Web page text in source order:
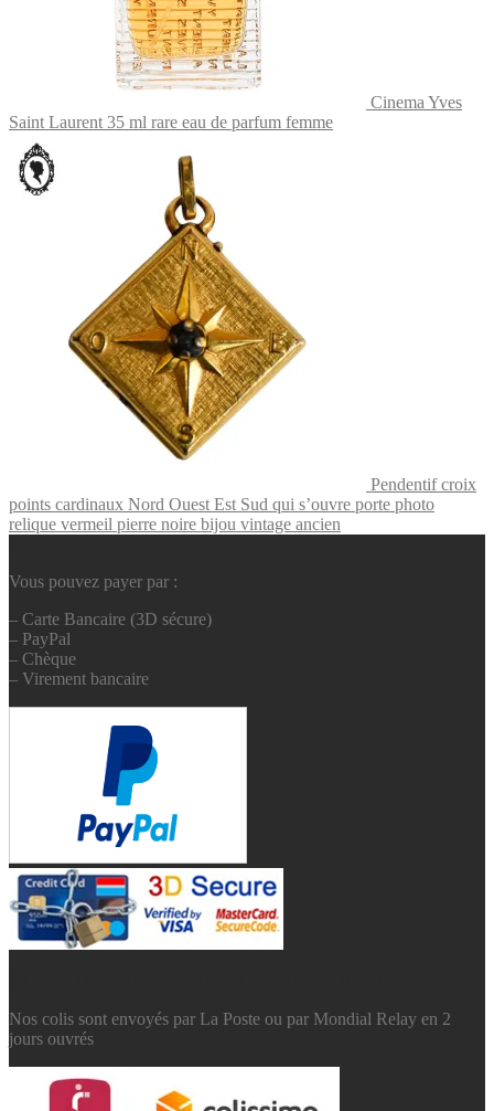
Cinema Yves
Saint Laurent 35 ml rare eau de parfum femme
Pendentif croix
points cardinaux Nord Ouest Est Sud qui s’ouvre porte photo
relique vermeil pierre noire bijou vintage ancien
Vous pouvez payer par :
– Carte Bancaire (3D sécure)
– PayPal
– Chèque
– Virement bancaire
Nos colis sont envoyés par La Poste ou par Mondial Relay en 2
jours ouvrés